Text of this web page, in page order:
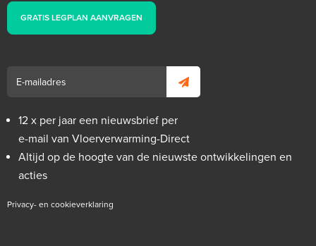
GRATIS LEGPLAN AANVRAGEN
12 x per jaar een nieuwsbrief per
e-mail van Vloerverwarming-Direct
Altijd op de hoogte van de nieuwste ontwikkelingen en
acties
Privacy- en cookieverklaring